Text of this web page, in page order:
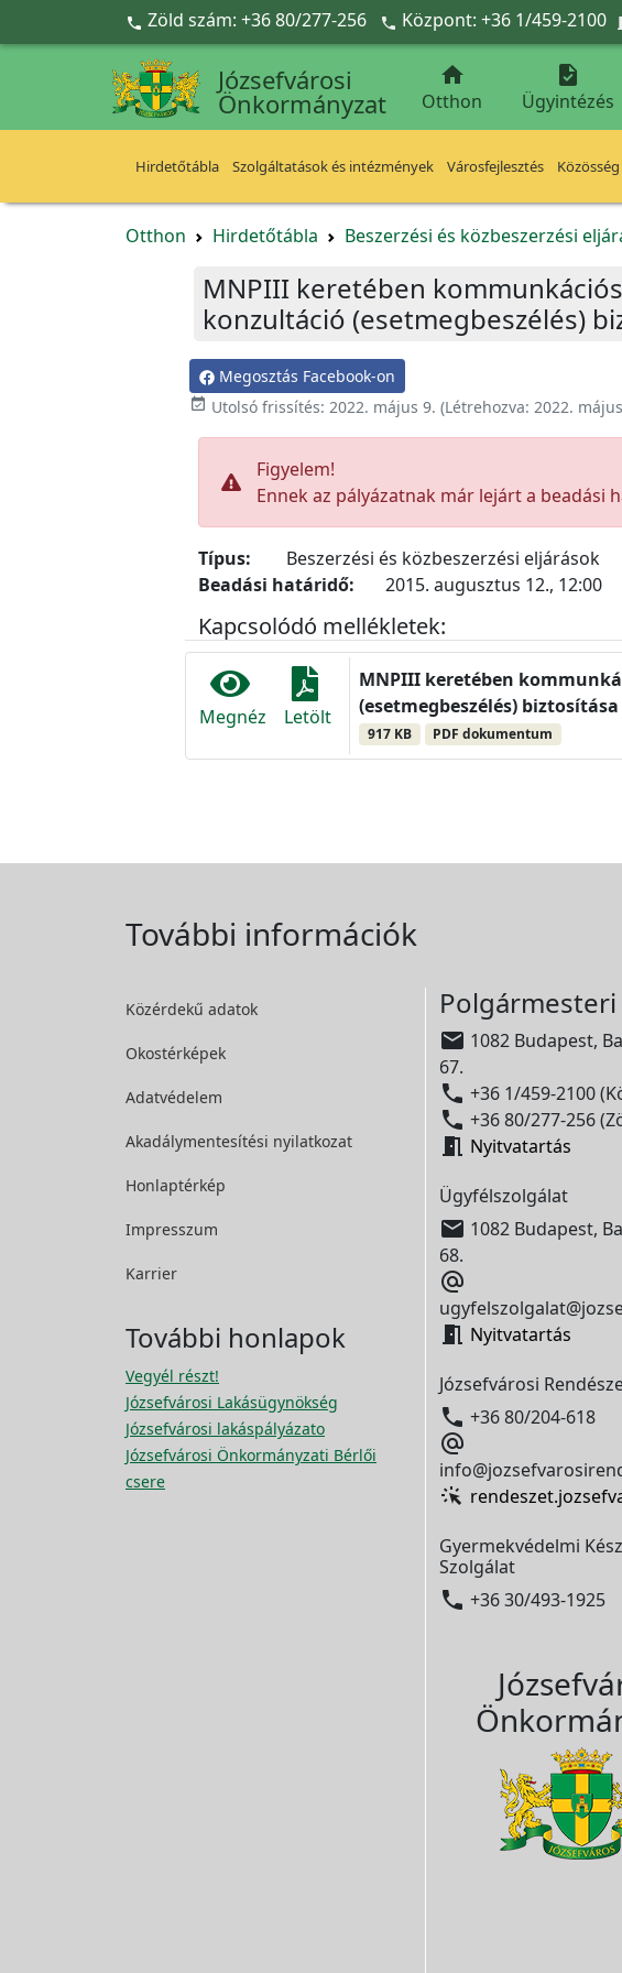
Ugrás a fő tartalomra
 Zöld szám: +36 80/277-256  Központ: +36 1/459-2100
Józsefvárosi
Önkormányzat

Otthon

Ügyintézés
Hirdetőtábla Szolgáltatások és intézmények Városfejlesztés Közösség
Otthon Hirdetőtábla Beszerzési és közbeszerzési
MNPIII keretében
konzultáció (esetmegbeszélés)
Megosztás Facebook-on
 Utolsó frissítés: 2022. május 9. (Létrehozva: 2022.
Figyelem!
Ennek az pályázatnak már lejárt a beadási
Típus:
Beszerzési és közbeszerzési eljárások
Beadási határidő:
2015. augusztus 12., 12:00
Kapcsolódó mellékletek:
Megnéz Letölt
MNPIII keretében
(esetmegbeszélés)
917 KB PDF dokumentum
További információk
Közérdekű adatok
Okostérképek
Adatvédelem
Akadálymentesítési nyilatkozat
Honlaptérkép
Impresszum
Karrier
További honlapok
Vegyél részt!
Józsefvárosi Lakásügynökség
Józsefvárosi lakáspályázato
Józsefvárosi Önkormányzati Bérlői
csere
 1082 Budapest,
67.
 +36 1/459-2100
 +36 80/277-256
 Nyitvatartás
Ügyfélszolgálat
 1082 Budapest,
68.

 Nyitvatartás
Józsefvárosi
 +36 80/204-618

Gyermekvédelmi
Szolgálat
 +36 30/493-1925